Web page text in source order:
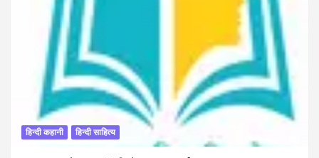
हिन्दी कहानी हिन्दी साहित्य